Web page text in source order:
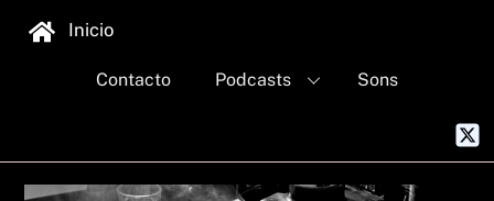
Inicio
Contacto Podcasts Sons